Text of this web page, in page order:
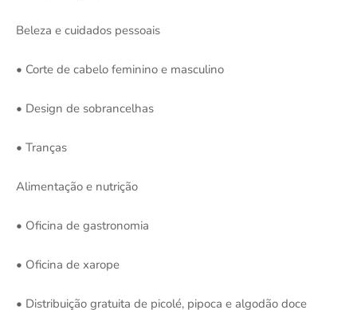
Beleza e cuidados pessoais
• Corte de cabelo feminino e masculino
• Design de sobrancelhas
• Tranças
Alimentação e nutrição
• Oficina de gastronomia
• Oficina de xarope
• Distribuição gratuita de picolé, pipoca e algodão doce